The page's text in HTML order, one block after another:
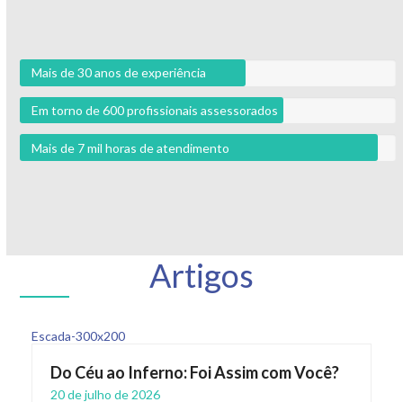
Mais de 30 anos de experiência
Em torno de 600 profissionais assessorados
Mais de 7 mil horas de atendimento
Artigos
Do Céu ao Inferno: Foi Assim com Você?
20 de julho de 2026